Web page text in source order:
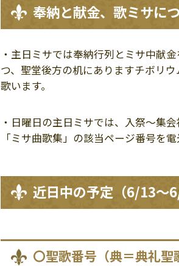
奉納と献金、歌ミサに
・主日ミサでは奉納行列とミサ中献
つ、聖堂後方の机にありますチボリ
歌います。
・日曜日の主日ミサでは、入祭～集
「ミサ曲歌集」の該当ページ番号を
近日中の予定（6/13～
〇聖歌番号（典＝典礼